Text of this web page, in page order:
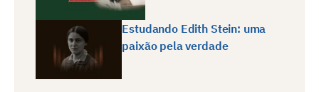
Estudando Edith Stein: uma
paixão pela verdade